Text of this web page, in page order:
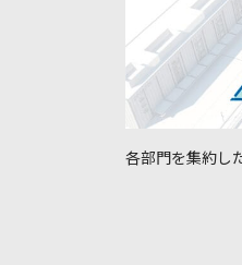
各部門を集約し